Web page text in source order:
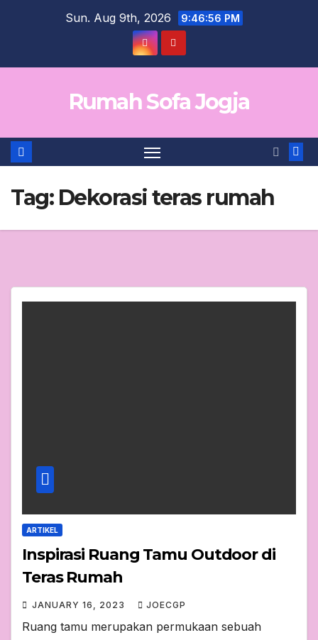
Sun. Aug 9th, 2026 9:46:57 PM
Rumah Sofa Jogja
Tag: Dekorasi teras rumah
ARTIKEL
Inspirasi Ruang Tamu Outdoor di
Teras Rumah
JANUARY 16, 2023 JOECGP
Ruang tamu merupakan permukaan sebuah